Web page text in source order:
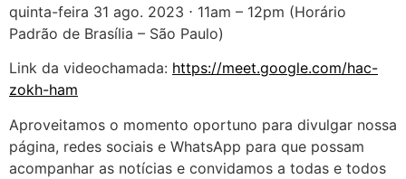
quinta-feira 31 ago. 2023 ⋅ 11am – 12pm (Horário
Padrão de Brasília – São Paulo)
Link da videochamada: https://meet.google.com/hac-
zokh-ham
Aproveitamos o momento oportuno para divulgar nossa
página, redes sociais e WhatsApp para que possam
acompanhar as notícias e convidamos a todas e todos